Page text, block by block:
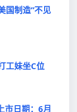
国制造”不见
工妹坐C位
市日期：6月